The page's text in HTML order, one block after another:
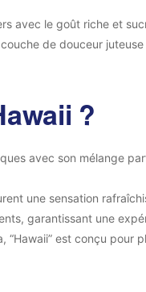
avec le goût riche et
de douceur
?
avec son mélange
une sensation
garantissant une
est conçu pour